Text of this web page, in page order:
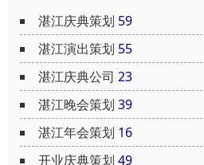
湛江庆典策划 59
湛江演出策划 55
湛江庆典公司 23
湛江晚会策划 39
湛江年会策划 16
开业庆典策划 49